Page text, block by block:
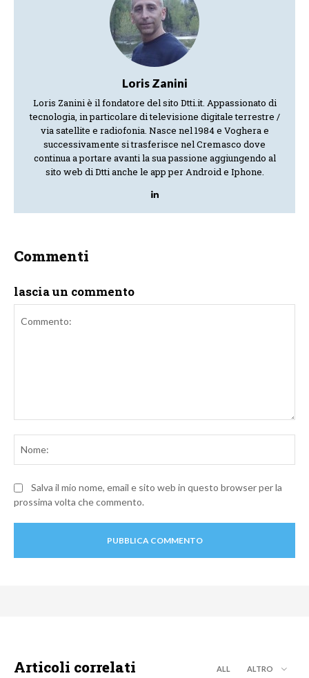
Loris Zanini
Loris Zanini è il fondatore del sito Dtti.it. Appassionato di
tecnologia, in particolare di televisione digitale terrestre /
via satellite e radiofonia. Nasce nel 1984 e Voghera e
successivamente si trasferisce nel Cremasco dove
continua a portare avanti la sua passione aggiungendo al
sito web di Dtti anche le app per Android e Iphone.
Commenti
lascia un commento
Salva il mio nome, email e sito web in questo browser per la
prossima volta che commento.
Articoli correlati ALL ALTRO